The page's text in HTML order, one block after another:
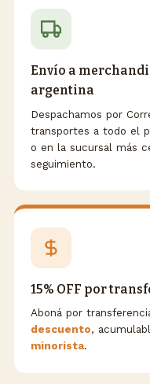
Envío a
argentina
Despachamos por
transportes a todo el
o en la sucursal más
seguimiento.
15% OFF por
Aboná por
descuento,
minorista.